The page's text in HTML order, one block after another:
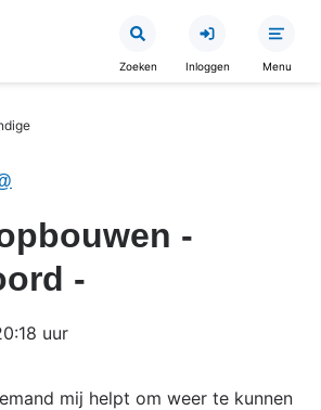
Zoeken Inloggen Menu
-
-
uur
mij helpt om weer te kunnen